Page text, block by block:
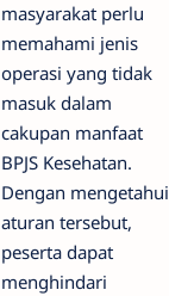
masyarakat perlu
memahami jenis
operasi yang tidak
masuk dalam
cakupan manfaat
BPJS Kesehatan.
Dengan mengetahui
aturan tersebut,
peserta dapat
menghindari